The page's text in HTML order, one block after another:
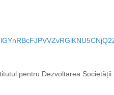
pentru Dezvoltarea